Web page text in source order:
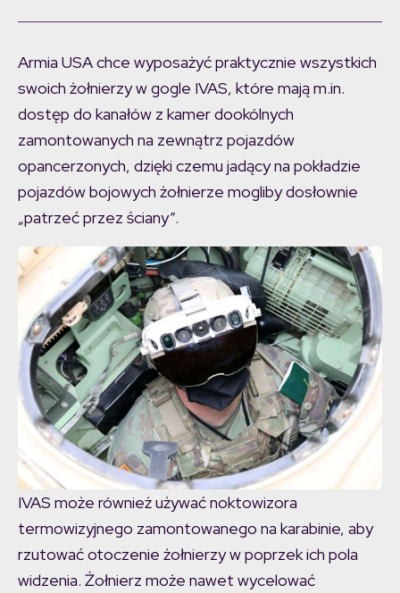
Armia USA chce wyposażyć praktycznie wszystkich
swoich żołnierzy w gogle IVAS, które mają m.in.
dostęp do kanałów z kamer dookólnych
zamontowanych na zewnątrz pojazdów
opancerzonych, dzięki czemu jadący na pokładzie
pojazdów bojowych żołnierze mogliby dosłownie
„patrzeć przez ściany”.
IVAS może również używać noktowizora
termowizyjnego zamontowanego na karabinie, aby
rzutować otoczenie żołnierzy w poprzek ich pola
widzenia. Żołnierz może nawet wycelować